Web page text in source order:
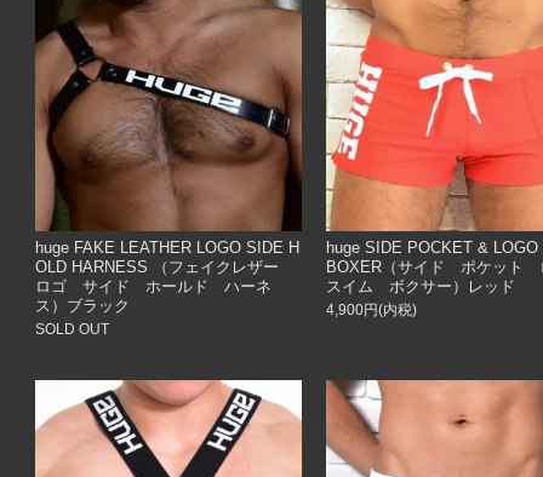
huge FAKE LEATHER LOGO SIDE H
OLD HARNESS （フェイクレザー
ロゴ サイド ホールド ハーネ
ス）ブラック
SOLD OUT
huge SIDE POCKET &
BOXER（サイド ポケッ
スイム ボクサー）レッド
4,900円(内税)